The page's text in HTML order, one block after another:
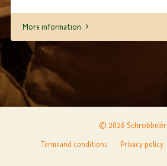
More information
© 2026 Schrobbelèr
Terms and conditions Privacy policy